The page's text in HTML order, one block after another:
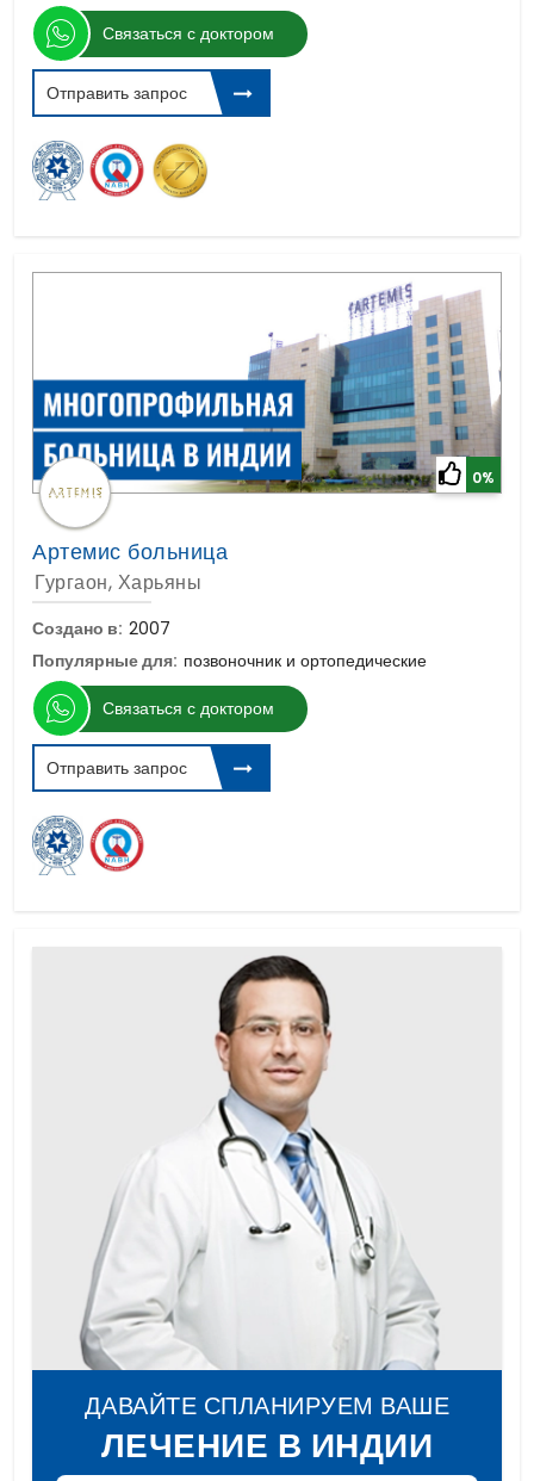
Связаться с доктором
Отправить запрос
0%
Артемис больница
Гургаон, Харьяны
Создано в: 2007
Популярные для: позвоночник и ортопедические
Связаться с доктором
Отправить запрос
ДАВАЙТЕ СПЛАНИРУЕМ ВАШЕ
ЛЕЧЕНИЕ В ИНДИИ